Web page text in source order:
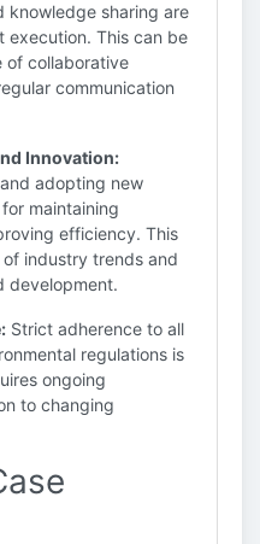
knowledge sharing are
execution. This can be
of collaborative
communication
Innovation:
adopting new
maintaining
efficiency. This
industry trends and
development.
Strict adherence to all
regulations is
ongoing
to changing